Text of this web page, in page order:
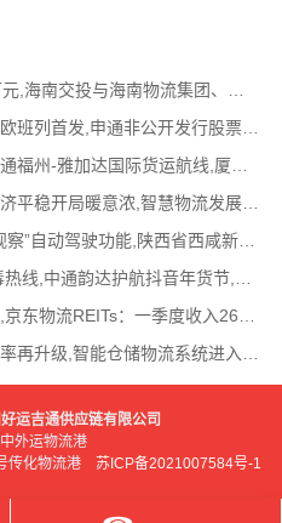
串通操纵快递价格公司被罚90万元,海南交投与海南物流集团、中国移动海南公司签署战略合作
便利蜂回应关店传闻,“京石欧”中欧班列首发,申通非公开发行股票方案失效,老挝中通和老挝
百世接入DeepSeek,福州机场开通福州-雅加达国际货运航线,厦门拟立法保障网约配送员劳动权益
新春开局物流数据向好，折射经济平稳开局暖意浓,智慧物流发展迅猛，新一代信息技术深度融
Stellantis推出“免手操作、免眼观察”自动驾驶功能,陕西省西咸新区公示首批智能网联道路测试
刘强东分享新冠经验,设立抗病毒热线,中通韵达护航抖音年货节,圆通再添一架新货机,官方最新
申通义乌地区单量同比增超30%,京东物流REITs：一季度收入2624万元,eBay暂停考核从中国香港寄出
国家推动多式联运发展，物流效率再升级,智能仓储物流系统进入高速发展阶段,低空物流成为物
运吉通供应链有限公司
外运物流港
传化物流港 苏ICP备2021007584号-1